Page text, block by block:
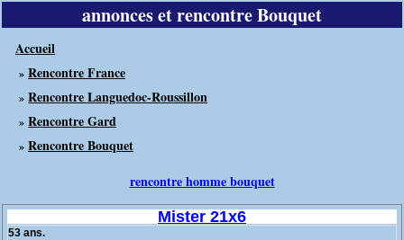
annonces et rencontre Bouquet
Accueil
» Rencontre France
» Rencontre Languedoc-Roussillon
» Rencontre Gard
» Rencontre Bouquet
rencontre homme bouquet
Mister 21x6
53 ans.